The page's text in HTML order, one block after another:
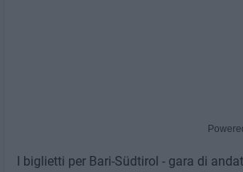
I biglietti per Bari-Südtirol - gara di